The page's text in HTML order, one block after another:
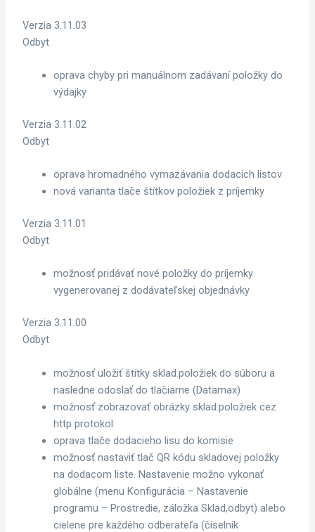
Verzia 3.11.03
Odbyt
oprava chyby pri manuálnom zadávaní položky do
výdajky
Verzia 3.11.02
Odbyt
oprava hromadného vymazávania dodacích listov
nová varianta tlače štítkov položiek z príjemky
Verzia 3.11.01
Odbyt
možnosť pridávať nové položky do príjemky
vygenerovanej z dodávateľskej objednávky
Verzia 3.11.00
Odbyt
možnosť uložiť štítky sklad.položiek do súboru a
nasledne odoslať do tlačiarne (Datamax)
možnosť zobrazovať obrázky sklad.položiek cez
http protokol
oprava tlače dodacieho lisu do komisie
možnosť nastaviť tlač QR kódu skladovej položky
na dodacom liste. Nastavenie možno vykonať
globálne (menu Konfigurácia – Nastavenie
programu – Prostredie, záložka Sklad,odbyt) alebo
cielene pre každého odberateľa (číselník